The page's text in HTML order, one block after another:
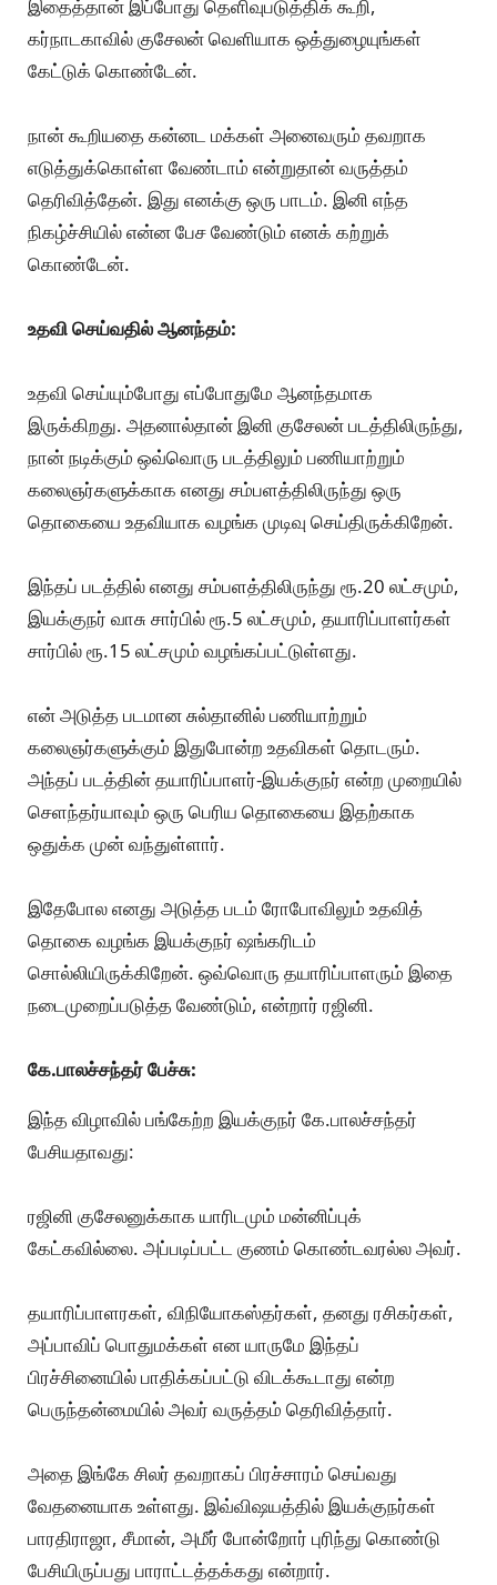
இதைத்தான் இப்போது தெளிவுபடுத்திக் கூறி,
கர்நாடகாவில் குசேலன் வெளியாக ஒத்துழையுங்கள்
கேட்டுக் கொண்டேன்.
நான் கூறியதை கன்னட மக்கள் அனைவரும் தவறாக
எடுத்துக்கொள்ள வேண்டாம் என்றுதான் வருத்தம்
தெரிவித்தேன். இது எனக்கு ஒரு பாடம். இனி எந்த
நிகழ்ச்சியில் என்ன பேச வேண்டும் எனக் கற்றுக்
கொண்டேன்.
உதவி செய்வதில் ஆனந்தம்:
உதவி செய்யும்போது எப்போதுமே ஆனந்தமாக
இருக்கிறது. அதனால்தான் இனி குசேலன் படத்திலிருந்து,
நான் நடிக்கும் ஒவ்வொரு படத்திலும் பணியாற்றும்
கலைஞர்களுக்காக எனது சம்பளத்திலிருந்து ஒரு
தொகையை உதவியாக வழங்க முடிவு செய்திருக்கிறேன்.
இந்தப் படத்தில் எனது சம்பளத்திலிருந்து ரூ.20 லட்சமும்,
இயக்குநர் வாசு சார்பில் ரூ.5 லட்சமும், தயாரிப்பாளர்கள்
சார்பில் ரூ.15 லட்சமும் வழங்கப்பட்டுள்ளது.
என் அடுத்த படமான சுல்தானில் பணியாற்றும்
கலைஞர்களுக்கும் இதுபோன்ற உதவிகள் தொடரும்.
அந்தப் படத்தின் தயாரிப்பாளர்-இயக்குநர் என்ற முறையில்
செளந்தர்யாவும் ஒரு பெரிய தொகையை இதற்காக
ஒதுக்க முன் வந்துள்ளார்.
இதேபோல எனது அடுத்த படம் ரோபோவிலும் உதவித்
தொகை வழங்க இயக்குநர் ஷங்கரிடம்
சொல்லியிருக்கிறேன். ஒவ்வொரு தயாரிப்பாளரும் இதை
நடைமுறைப்படுத்த வேண்டும், என்றார் ரஜினி.
கே.பாலச்சந்தர் பேச்சு:
இந்த விழாவில் பங்கேற்ற இயக்குநர் கே.பாலச்சந்தர்
பேசியதாவது:
ரஜினி குசேலனுக்காக யாரிடமும் மன்னிப்புக்
கேட்கவில்லை. அப்படிப்பட்ட குணம் கொண்டவரல்ல அவர்.
தயாரிப்பாளரகள், விநியோகஸ்தர்கள், தனது ரசிகர்கள்,
அப்பாவிப் பொதுமக்கள் என யாருமே இந்தப்
பிரச்சினையில் பாதிக்கப்பட்டு விடக்கூடாது என்ற
பெருந்தன்மையில் அவர் வருத்தம் தெரிவித்தார்.
அதை இங்கே சிலர் தவறாகப் பிரச்சாரம் செய்வது
வேதனையாக உள்ளது. இவ்விஷயத்தில் இயக்குநர்கள்
பாரதிராஜா, சீமான், அமீர் போன்றோர் புரிந்து கொண்டு
பேசியிருப்பது பாராட்டத்தக்கது என்றார்.